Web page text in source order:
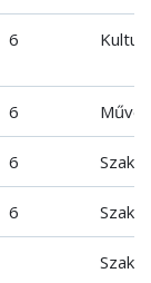
6
6
6
6